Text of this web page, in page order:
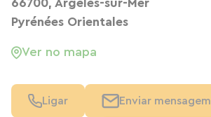
66700, Argelès-sur-Mer
Pyrénées Orientales
Ver no mapa
Ligar Enviar mensagem